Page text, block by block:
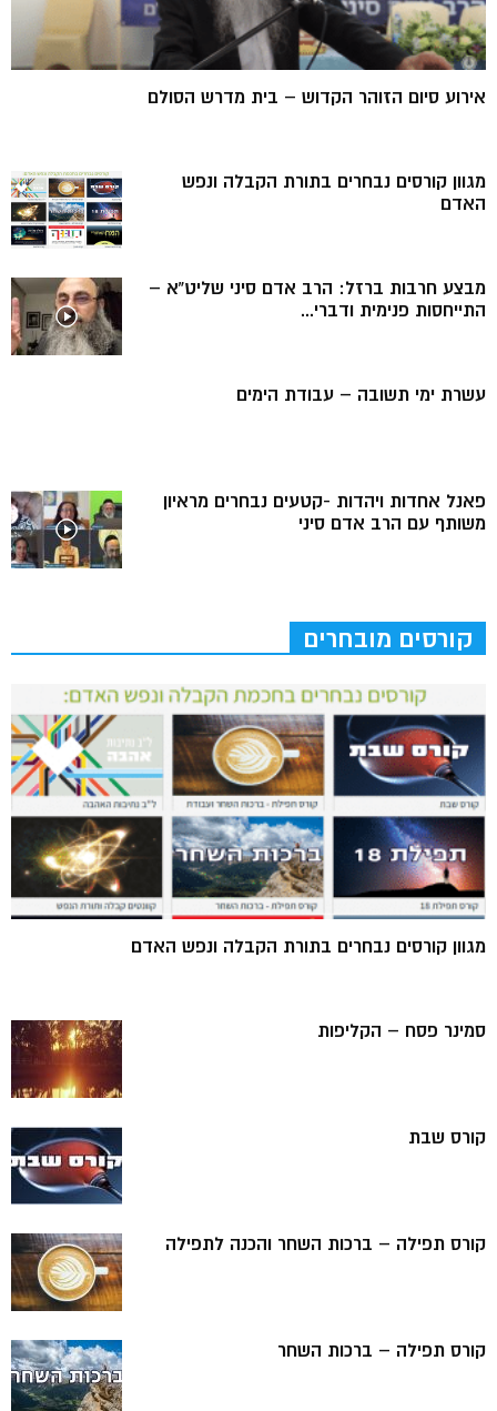
אירוע סיום הזוהר הקדוש – בית מדרש הסולם
מגוון קורסים נבחרים בתורת הקבלה ונפש
האדם
מבצע חרבות ברזל: הרב אדם סיני שליט”א –
התייחסות פנימית ודברי...
עשרת ימי תשובה – עבודת הימים
פאנל אחדות ויהדות -קטעים נבחרים מראיון
משותף עם הרב אדם סיני
קורסים מובחרים
מגוון קורסים נבחרים בתורת הקבלה ונפש האדם
סמינר פסח – הקליפות
קורס שבת
קורס תפילה – ברכות השחר והכנה לתפילה
קורס תפילה – ברכות השחר